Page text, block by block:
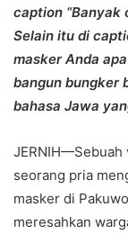
caption “Banyak
Selain itu di
masker Anda
bangun bungker
bahasa Jawa
JERNIH—Sebuah
seorang pria
masker di
meresahkan